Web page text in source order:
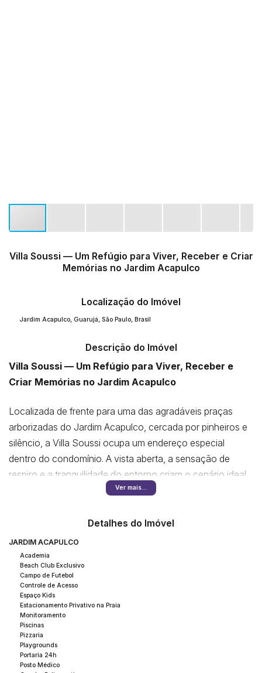
Villa Soussi — Um Refúgio para Viver, Receber e Criar
Memórias no Jardim Acapulco
Localização do Imóvel
Jardim Acapulco Guarujá São Paulo Brasil
Descrição do Imóvel
Villa Soussi — Um Refúgio para Viver, Receber e
Criar Memórias no Jardim Acapulco
Localizada de frente para uma das agradáveis praças
arborizadas do Jardim Acapulco, cercada por pinheiros e
silêncio, a Villa Soussi ocupa um endereço especial
dentro do condomínio. A vista aberta, a sensação de
respiro e a tranquilidade do entorno criam o cenário ideal
para quem busca viver com mais leveza, conforto e
sem excessos, revelando apenas parte do que a casa
oferece. Ao atravessar a entrada, o pé-direito alto
surpreende e amplia a sensação de espaço, criando um
ambiente acolhedor e imponente ao mesmo tempo. É o
tipo de casa que recebe bem desde o primeiro passo,
fazendo cada chegada se tornar um momento especial.
No pavimento térreo, as áreas sociais se conectam de
Ver mais...
Detalhes do Imóvel
JARDIM ACAPULCO
Academia
Beach Club Exclusivo
Campo de Futebol
Controle de Acesso
Espaço Kids
Estacionamento Privativo na Praia
Monitoramento
Piscinas
Pizzaria
Playgrounds
Portaria 24h
Posto Médico